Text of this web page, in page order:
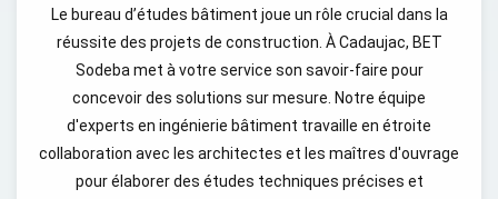
Le bureau d’études bâtiment joue un rôle crucial dans la
réussite des projets de construction. À Cadaujac, BET
Sodeba met à votre service son savoir-faire pour
concevoir des solutions sur mesure. Notre équipe
d'experts en ingénierie bâtiment travaille en étroite
collaboration avec les architectes et les maîtres d'ouvrage
pour élaborer des études techniques précises et